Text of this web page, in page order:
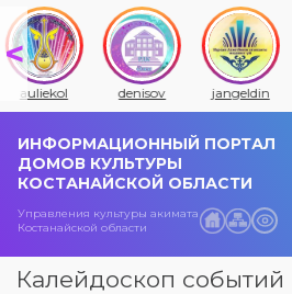
auliekol denisov jangeldin
ИНФОРМАЦИОННЫЙ ПОРТАЛ
ДОМОВ КУЛЬТУРЫ
КОСТАНАЙСКОЙ ОБЛАСТИ
Управления культуры акимата
Костанайской области
Калейдоскоп событий